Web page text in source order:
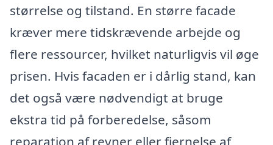
størrelse og tilstand. En større facade
kræver mere tidskrævende arbejde og
flere ressourcer, hvilket naturligvis vil øge
prisen. Hvis facaden er i dårlig stand, kan
det også være nødvendigt at bruge
ekstra tid på forberedelse, såsom
reparation af revner eller fjernelse af